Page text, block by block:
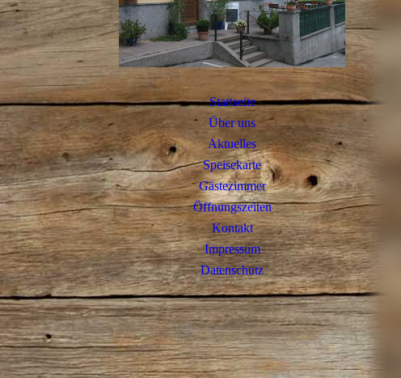
Startseite
Über uns
Aktuelles
Speisekarte
Gästezimmer
Öffnungszeiten
Kontakt
Impressum
Datenschutz